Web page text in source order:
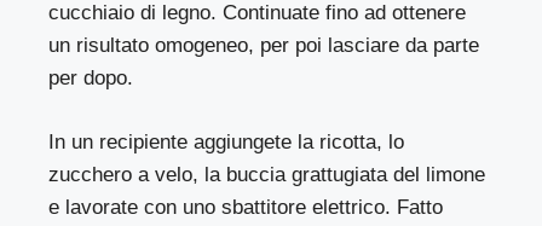
cucchiaio di legno. Continuate fino ad ottenere
un risultato omogeneo, per poi lasciare da parte
per dopo.
In un recipiente aggiungete la ricotta, lo
zucchero a velo, la buccia grattugiata del limone
e lavorate con uno sbattitore elettrico. Fatto